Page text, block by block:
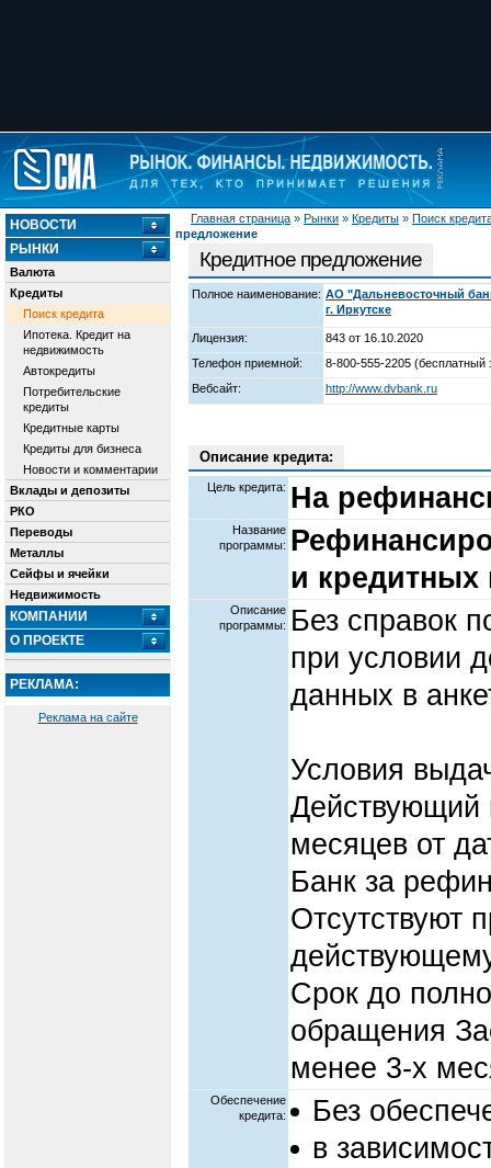
Главная страница » Рынки » Кредиты » Поиск
предложение
НОВОСТИ
РЫНКИ
Валюта
Кредиты
Поиск кредита
Ипотека. Кредит на
недвижимость
Автокредиты
Потребительские
кредиты
Кредитные карты
Кредиты для бизнеса
Новости и комментарии
Вклады и депозиты
РКО
Переводы
Металлы
Сейфы и ячейки
Недвижимость
КОМПАНИИ
О ПРОЕКТЕ
РЕКЛАМА:
Реклама на сайте
Кредитное предложение
Полное наименование: АО "Дальневосточный
г. Иркутске
Лицензия:
843 от 16.10.2020
Телефон приемной:
8-800-555-2205 (бесплатный
Вебсайт:
http://www.dvbank.ru
Описание кредита:
Цель кредита: На
Название
программы:
и кредитных
Описание
программы: Без справок
при условии
данных в
Условия
Действующий
месяцев от
Банк за
Отсутствуют
Срок до
обращения
менее 3-х
Обеспечение
кредита:
Без
в